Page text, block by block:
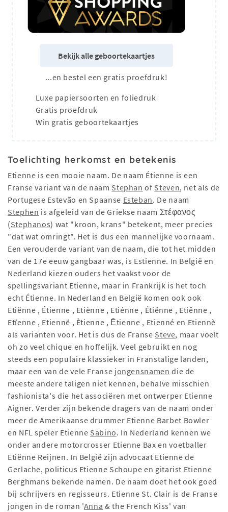
Bekijk alle geboortekaartjes
...en bestel een gratis proefdruk!
Luxe papiersoorten en foliedruk
Gratis proefdruk
Win gratis geboortekaartjes
Toelichting herkomst en betekenis
Etienne is een mooie naam. De naam Étienne is een
Franse variant van de naam Stephan of Steven, net als de
Portugese Estevão en Spaanse Esteban. De naam
Stephen is afgeleid van de Griekse naam Στέφανος
(Stephanos) wat "kroon, krans" betekent, meer precies
"dat wat omringt". Het is dus een mannelijke voornaam.
Een verouderde variant van de naam, die tot het midden
van de 17e eeuw gangbaar was, is Estienne. In België en
Nederland kiezen ouders het vaakst voor de
spellingsvariant Etienne, maar in Frankrijk is het toch
echt Étienne. In Nederland en België komen ook ook
Etiënne , Étienne , Etiènne , Etiénne , Étiënne , Etiênne ,
Etïenne , Etiennë , Ètienne , Ētienne , Etienné en Etiennè
als varianten voor. Het is dus de Franse Steve, maar voelt
oh zo veel chique en hoffelijk. Veel gebruikt en nog
steeds een populaire klassieker in Franstalige landen,
maar een van de vele Franse jongensnamen die de
meeste andere taligen niet kennen, behalve misschien
fashionista's die het associëren met ontwerper Etienne
Aigner. Verder zijn bekende dragers van de naam onder
meer de Amerikaanse drummer Etienne Barbet Bowler
en NFL speler Etienne Sabino. In Nederland kennen we
onder andere motorcrosser Etienne Bax en voetballer
Etiënne Reijnen. In België zijn advocaat Etienne de
Gerlache, politicus Etienne Schoupe en gitarist Etienne
Berghmans bekende namen. De naam doet het ook goed
bij schrijvers en regisseurs. Etienne St. Clair is de Franse
jongen in de roman 'Anna & the French Kiss' van